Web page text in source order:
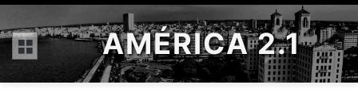
Menú AMÉRICA 2.1